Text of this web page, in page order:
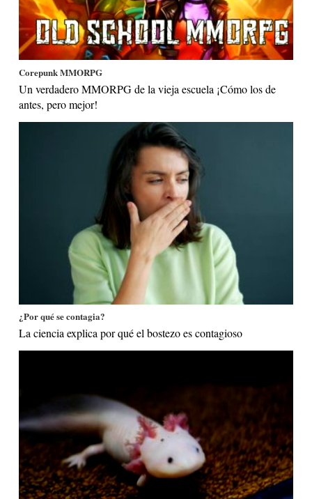
Corepunk MMORPG
Un verdadero MMORPG de la vieja escuela ¡Cómo los de
antes, pero mejor!
¿Por qué se contagia?
La ciencia explica por qué el bostezo es contagioso